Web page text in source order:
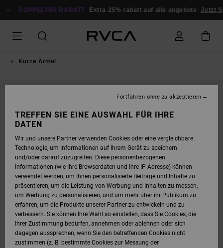
ZUR
DOPPELTER RABATT Extra 25% rabatt auf alle angebote Jetzt
Kurze Ärmel
TREFFEN SIE EINE AUSWAHL FÜR IHRE
DATEN
Wir und unsere Partner verwenden Cookies oder eine vergleichbare
Technologie, um Informationen auf Ihrem Gerät zu speichern
und/oder darauf zuzugreifen. Diese personenbezogenen
Informationen (wie Ihre Browserdaten und Ihre IP-Adresse) können
verwendet werden, um Ihnen personalisierte Beiträge und Inhalte zu
präsentieren, um die Leistung von Werbung und Inhalten zu messen,
um Werbung zu personalisieren, und um mehr über ihr Publikum zu
erfahren, um die Produkte unserer Partner zu entwickeln und zu
verbessern. Sie können Ihre Wahl so einstellen, dass Sie Cookies, die
Ihrer Zustimmung bedürfen, annehmen oder ablehnen oder sich
dagegen aussprechen, wenn Sie den betreffenden Cookies nicht
zustimmen (z. B. bestimmte Cookies zur Messung der
Fortfahren ohne zu akzeptieren